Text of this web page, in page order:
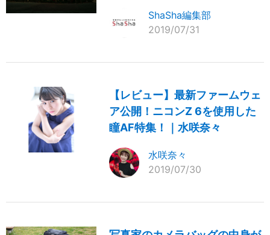
ShaSha編集部
2019/07/31
【レビュー】最新ファームウェ
ア公開！ニコンZ 6を使用した
瞳AF特集！｜水咲奈々
水咲奈々
2019/07/30